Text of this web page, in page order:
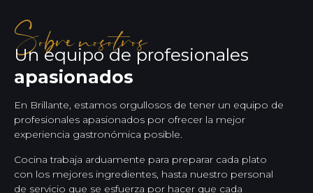
Sobre nosotros
Un equipo de profesionales
apasionados
En Brillante, estamos orgullosos de tener un equipo de
profesionales apasionados por ofrecer la mejor
experiencia gastronómica posible.
Cocina trabaja arduamente para preparar cada plato
con los mejores ingredientes, hasta nuestro personal
de servicio que se esfuerza por hacer que cada